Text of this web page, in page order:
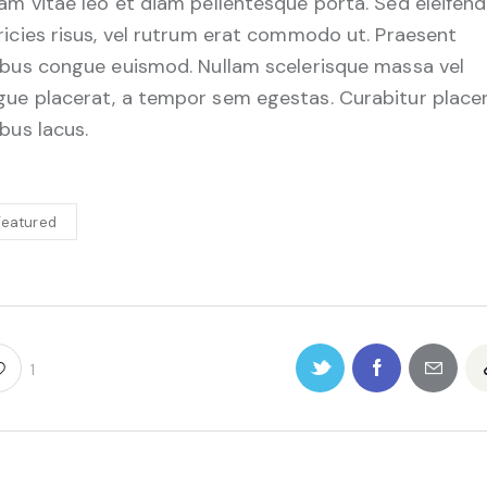
risus, vel rutrum erat commodo ut. Praesent
congue euismod. Nullam scelerisque massa vel
placerat, a tempor sem egestas. Curabitur
lacus.
1